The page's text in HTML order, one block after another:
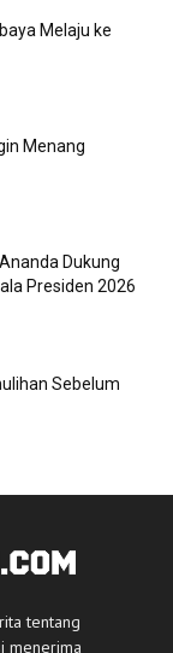
Melaju ke
Menang
Dukung
Presiden 2026
Sebelum
tentang
menerima